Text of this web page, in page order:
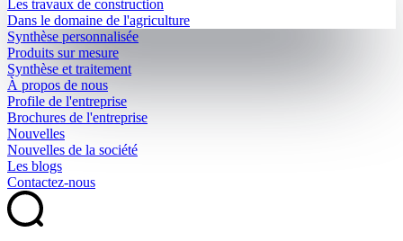
Les travaux de construction
Dans le domaine de l'agriculture
Synthèse personnalisée
Produits sur mesure
Synthèse et traitement
À propos de nous
Profile de l'entreprise
Brochures de l'entreprise
Nouvelles
Nouvelles de la société
Les blogs
Contactez-nous